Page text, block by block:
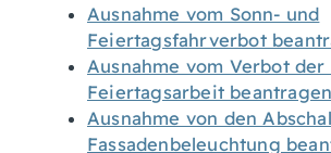
Ausnahme vom Sonn- und
Feiertagsfahrverbot
Ausnahme vom Verbot der
Feiertagsarbeit beantragen
Ausnahme von den
Fassadenbeleuchtung